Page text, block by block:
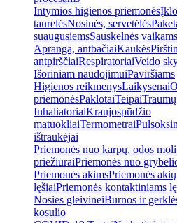
Intymios higienos priemonės
taurelėsNosinės, servetėlės
suaugusiemsSauskelnės vaikams
Apranga, antbačiaiKaukės
antpirščiaiRespiratoriaiVeido
Išoriniam naudojimuiPaviršiams
Higienos reikmenysLaikysenai
priemonėsPaklotaiTeipai
InhaliatoriaiKraujospūdžio
matuokliaiTermometrai
ištraukėjai
Priemonės nuo karpų, odos
priežiūraiPriemonės nuo
Priemonės akimsPriemonės
lęšiaiPriemonės kontaktiniams
Nosies gleivineiBurnos ir
kosulio